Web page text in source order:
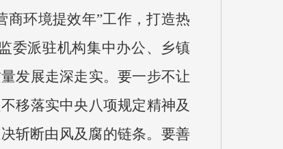
商环境提效年”工作，打造热
委派驻机构集中办公、乡镇
发展走深走实。要一步不让
移落实中央八项规定精神及
斩断由风及腐的链条。要善